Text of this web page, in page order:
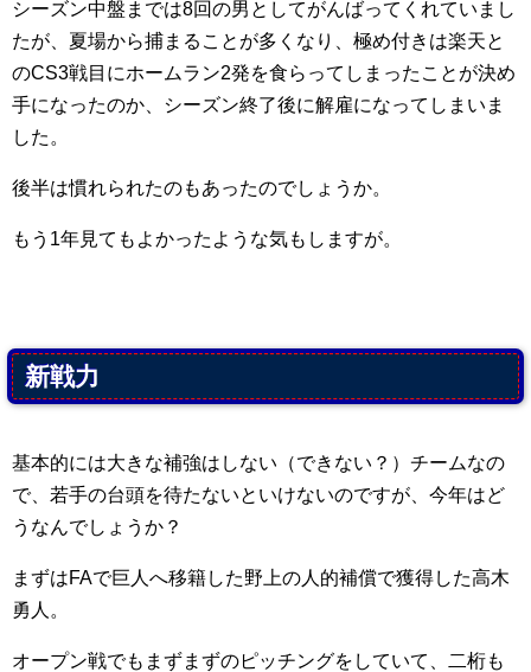
シーズン中盤までは8回の男としてがんばってくれていまし
たが、夏場から捕まることが多くなり、極め付きは楽天と
のCS3戦目にホームラン2発を食らってしまったことが決め
手になったのか、シーズン終了後に解雇になってしまいま
した。
後半は慣れられたのもあったのでしょうか。
もう1年見てもよかったような気もしますが。
新戦力
基本的には大きな補強はしない（できない？）チームなの
で、若手の台頭を待たないといけないのですが、今年はど
うなんでしょうか？
まずはFAで巨人へ移籍した野上の人的補償で獲得した高木
勇人。
オープン戦でもまずまずのピッチングをしていて、二桁も